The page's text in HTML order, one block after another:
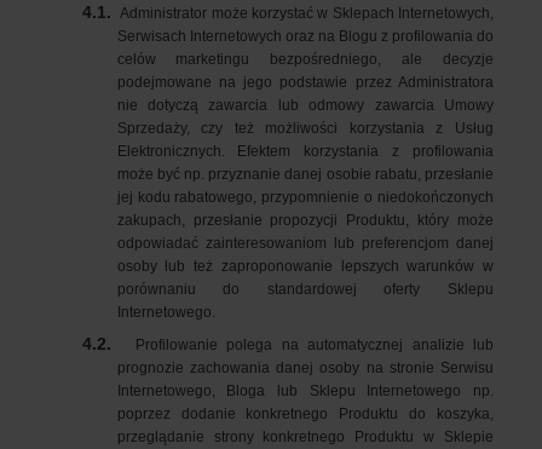
4.1.
Administrator może korzystać w Sklepach Internetowych,
Serwisach Internetowych oraz na Blogu z profilowania do
celów marketingu bezpośredniego, ale decyzje
podejmowane na jego podstawie przez Administratora
nie dotyczą zawarcia lub odmowy zawarcia Umowy
Sprzedaży, czy też możliwości korzystania z Usług
Elektronicznych. Efektem korzystania z profilowania
może być np. przyznanie danej osobie rabatu, przesłanie
jej kodu rabatowego, przypomnienie o niedokończonych
zakupach, przesłanie propozycji Produktu, który może
odpowiadać zainteresowaniom lub preferencjom danej
osoby lub też zaproponowanie lepszych warunków w
porównaniu do standardowej oferty Sklepu
Internetowego.
4.2.
Profilowanie polega na automatycznej analizie lub
prognozie zachowania danej osoby na stronie Serwisu
Internetowego, Bloga lub Sklepu Internetowego np.
poprzez dodanie konkretnego Produktu do koszyka,
przeglądanie strony konkretnego Produktu w Sklepie